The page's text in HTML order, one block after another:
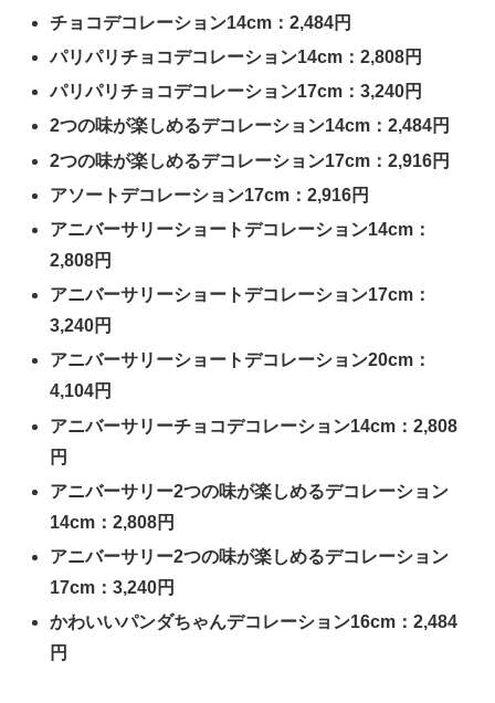
チョコデコレーション14cm：2,484円
パリパリチョコデコレーション14cm：2,808円
パリパリチョコデコレーション17cm：3,240円
2つの味が楽しめるデコレーション14cm：2,484円
2つの味が楽しめるデコレーション17cm：2,916円
アソートデコレーション17cm：2,916円
アニバーサリーショートデコレーション14cm：
2,808円
アニバーサリーショートデコレーション17cm：
3,240円
アニバーサリーショートデコレーション20cm：
4,104円
アニバーサリーチョコデコレーション14cm：2,808
円
アニバーサリー2つの味が楽しめるデコレーション
14cm：2,808円
アニバーサリー2つの味が楽しめるデコレーション
17cm：3,240円
かわいいパンダちゃんデコレーション16cm：2,484
円